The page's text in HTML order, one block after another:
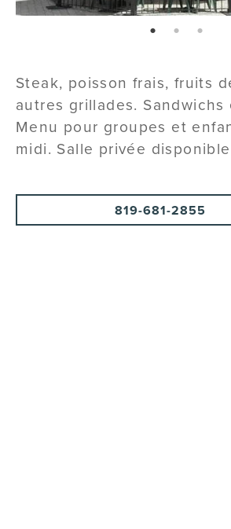
page: 1 page: 2 page: 3
Steak, poisson frais, fruits
autres grillades. Sandwichs
Menu pour groupes et
midi. Salle privée
819-681-2855